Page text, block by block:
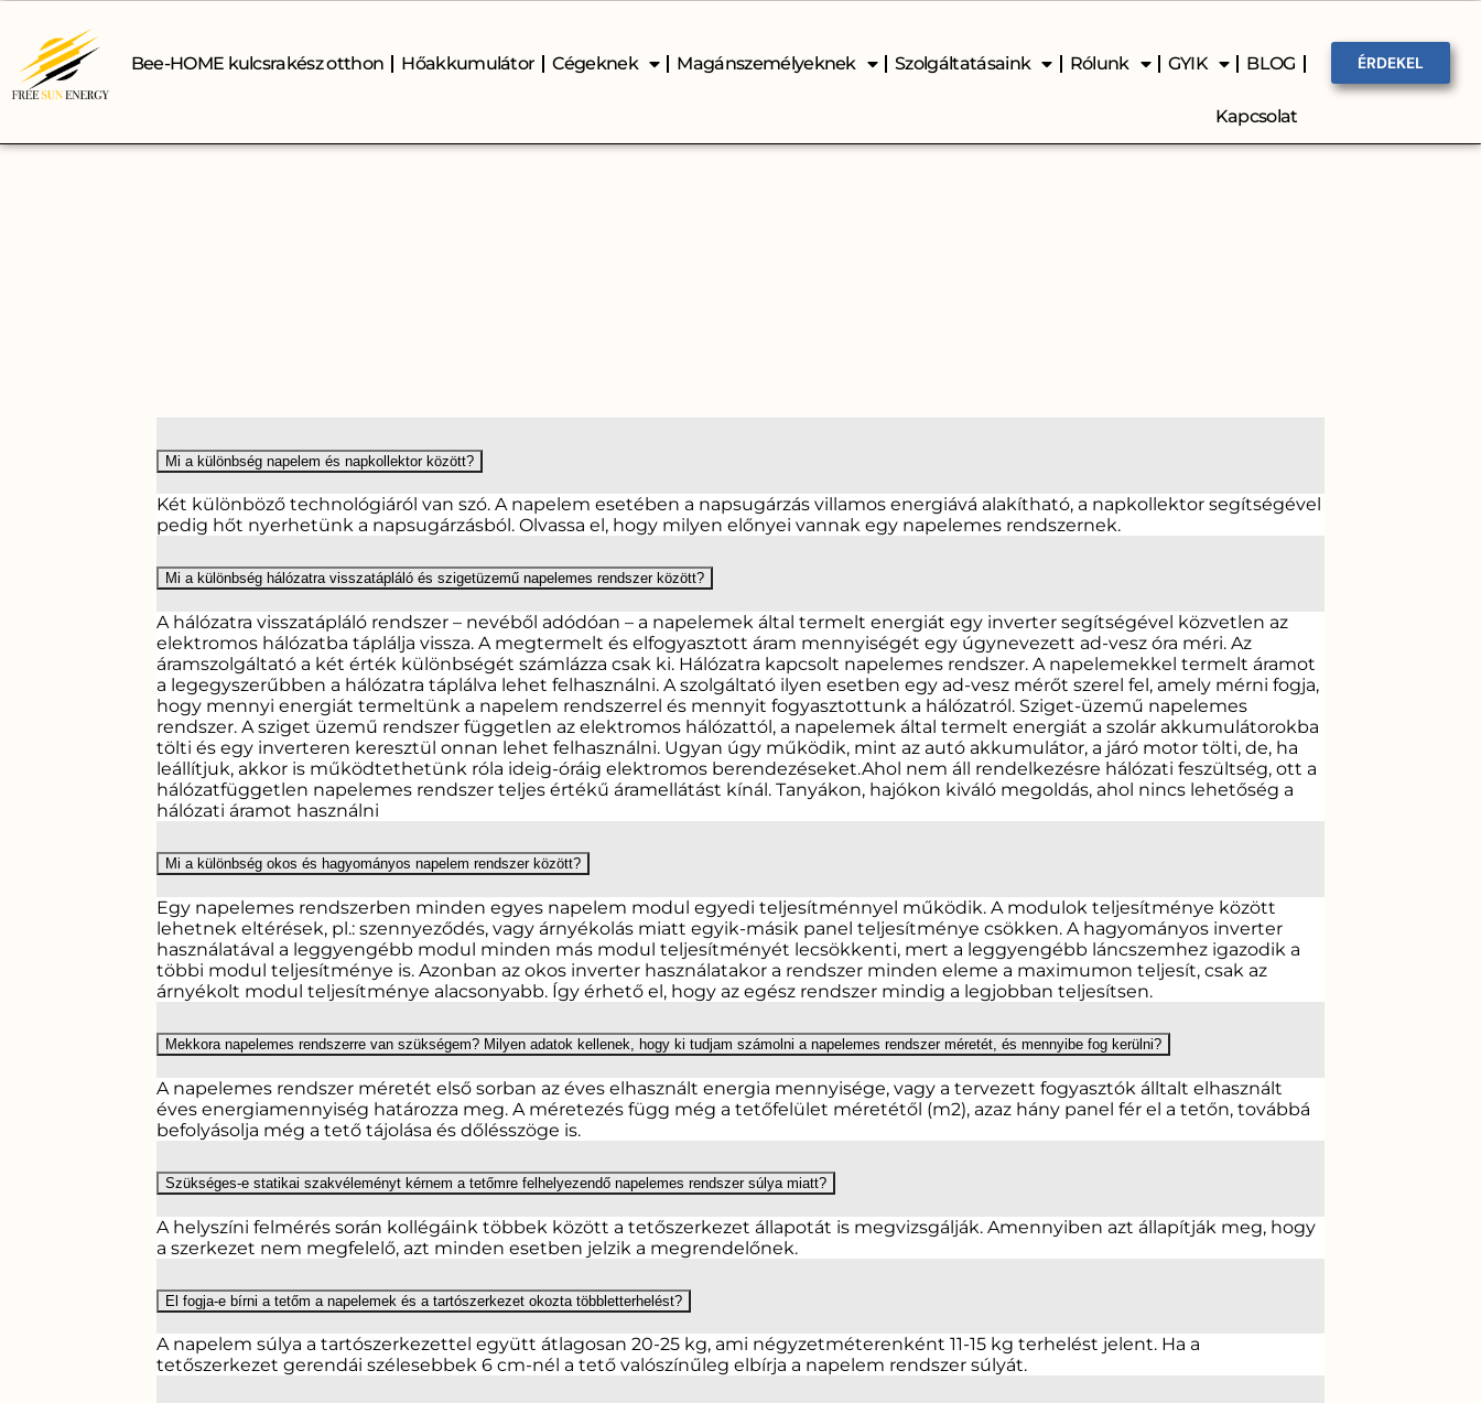
Bee-HOME kulcsrakész otthon Hőakkumulátor Cégeknek Magánszemélyeknek Szolgáltatásaink Rólunk GYIK BLOG
Kapcsolat
ÉRDEKEL
Mi a különbség napelem és napkollektor között?
Két különböző technológiáról van szó. A napelem esetében a napsugárzás villamos energiává alakítható, a napkollektor segítségével
pedig hőt nyerhetünk a napsugárzásból. Olvassa el, hogy milyen előnyei vannak egy napelemes rendszernek.
Mi a különbség hálózatra visszatápláló és szigetüzemű napelemes rendszer között?
A hálózatra visszatápláló rendszer – nevéből adódóan – a napelemek által termelt energiát egy inverter segítségével közvetlen az
elektromos hálózatba táplálja vissza. A megtermelt és elfogyasztott áram mennyiségét egy úgynevezett ad-vesz óra méri. Az
áramszolgáltató a két érték különbségét számlázza csak ki. Hálózatra kapcsolt napelemes rendszer. A napelemekkel termelt áramot
a legegyszerűbben a hálózatra táplálva lehet felhasználni. A szolgáltató ilyen esetben egy ad-vesz mérőt szerel fel, amely mérni fogja,
hogy mennyi energiát termeltünk a napelem rendszerrel és mennyit fogyasztottunk a hálózatról. Sziget-üzemű napelemes
rendszer. A sziget üzemű rendszer független az elektromos hálózattól, a napelemek által termelt energiát a szolár akkumulátorokba
tölti és egy inverteren keresztül onnan lehet felhasználni. Ugyan úgy működik, mint az autó akkumulátor, a járó motor tölti, de, ha
leállítjuk, akkor is működtethetünk róla ideig-óráig elektromos berendezéseket.Ahol nem áll rendelkezésre hálózati feszültség, ott a
hálózatfüggetlen napelemes rendszer teljes értékű áramellátást kínál. Tanyákon, hajókon kiváló megoldás, ahol nincs lehetőség a
hálózati áramot használni
Mi a különbség okos és hagyományos napelem rendszer között?
Egy napelemes rendszerben minden egyes napelem modul egyedi teljesítménnyel működik. A modulok teljesítménye között
lehetnek eltérések, pl.: szennyeződés, vagy árnyékolás miatt egyik-másik panel teljesítménye csökken. A hagyományos inverter
használatával a leggyengébb modul minden más modul teljesítményét lecsökkenti, mert a leggyengébb láncszemhez igazodik a
többi modul teljesítménye is. Azonban az okos inverter használatakor a rendszer minden eleme a maximumon teljesít, csak az
árnyékolt modul teljesítménye alacsonyabb. Így érhető el, hogy az egész rendszer mindig a legjobban teljesítsen.
Mekkora napelemes rendszerre van szükségem? Milyen adatok kellenek, hogy ki tudjam számolni a napelemes rendszer méretét, és mennyibe fog kerülni?
A napelemes rendszer méretét első sorban az éves elhasznált energia mennyisége, vagy a tervezett fogyasztók álltalt elhasznált
éves energiamennyiség határozza meg. A méretezés függ még a tetőfelület méretétől (m2), azaz hány panel fér el a tetőn, továbbá
befolyásolja még a tető tájolása és dőlésszöge is.
Szükséges-e statikai szakvéleményt kérnem a tetőmre felhelyezendő napelemes rendszer súlya miatt?
A helyszíni felmérés során kollégáink többek között a tetőszerkezet állapotát is megvizsgálják. Amennyiben azt állapítják meg, hogy
a szerkezet nem megfelelő, azt minden esetben jelzik a megrendelőnek.
El fogja-e bírni a tetőm a napelemek és a tartószerkezet okozta többletterhelést?
A napelem súlya a tartószerkezettel együtt átlagosan 20-25 kg, ami négyzetméterenként 11-15 kg terhelést jelent. Ha a
tetőszerkezet gerendái szélesebbek 6 cm-nél a tető valószínűleg elbírja a napelem rendszer súlyát.